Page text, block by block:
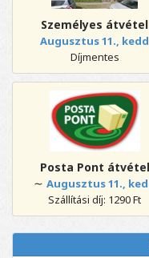
Személyes átvétel
Augusztus 11., kedd
Díjmentes
Posta Pont átvétel
∼Augusztus 11.,
Szállítási díj: 1290 Ft